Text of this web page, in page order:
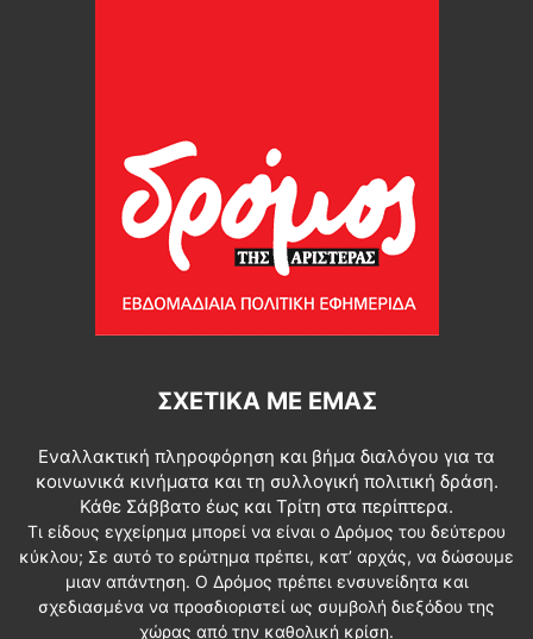
ΣΧΕΤΙΚΆ ΜΕ ΕΜΆΣ
Εναλλακτική πληροφόρηση και βήμα διαλόγου για τα
κοινωνικά κινήματα και τη συλλογική πολιτική δράση.
Κάθε Σάββατο έως και Τρίτη στα περίπτερα.
Τι είδους εγχείρημα μπορεί να είναι ο Δρόμος του δεύτερου
κύκλου; Σε αυτό το ερώτημα πρέπει, κατ’ αρχάς, να δώσουμε
μιαν απάντηση. Ο Δρόμος πρέπει ενσυνείδητα και
σχεδιασμένα να προσδιοριστεί ως συμβολή διεξόδου της
χώρας από την καθολική κρίση.